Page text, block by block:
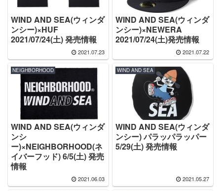
WIND AND SEA(ウィンダ
ンシー)×HUF
2021/07/24(土) 発売情報
2021.07.23
WIND AND SEA(ウィンダ
ンシー)×NEWERA
2021/07/24(土)発売情報
2021.07.22
NEIGHBORHOOD
WIND AND SEA(ウィンダ
ンシ
ー)×NEIGHBORHOOD(ネ
イバーフッド) 6/5(土) 発売
情報
2021.06.03
WIND AND SEA
WIND AND SEA(ウィンダ
ンシー) パラッパラッパー
5/29(土) 発売情報
2021.05.27